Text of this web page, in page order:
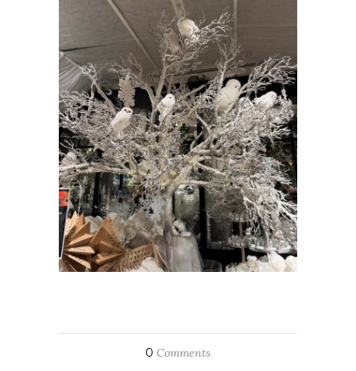
0 Comments